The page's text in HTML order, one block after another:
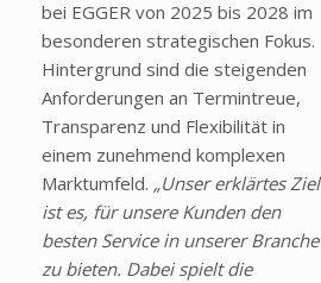
bei EGGER von 2025 bis 2028 im
besonderen strategischen Fokus.
Hintergrund sind die steigenden
Anforderungen an Termintreue,
Transparenz und Flexibilität in
einem zunehmend komplexen
Marktumfeld. „Unser erklärtes Ziel
ist es, für unsere Kunden den
besten Service in unserer Branche
zu bieten. Dabei spielt die